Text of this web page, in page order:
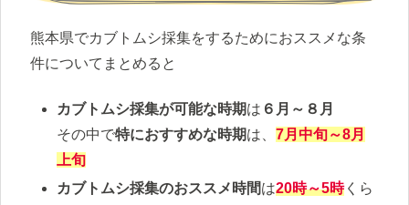
熊本県でカブトムシ採集をするためにおススメな条
件についてまとめると
カブトムシ採集が可能な時期は ６月～８月
その中で特におすすめな時期は、7月中旬～8月
上旬
カブトムシ採集のおススメ時間は20時～5時くら